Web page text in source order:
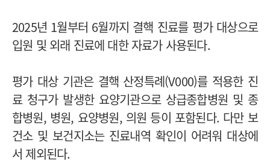
2025년 1월부터 6월까지 결핵 진료를 평가 대상으로
입원 및 외래 진료에 대한 자료가 사용된다.
평가 대상 기관은 결핵 산정특례(V000)를 적용한 진
료 청구가 발생한 요양기관으로 상급종합병원 및 종
합병원, 병원, 요양병원, 의원 등이 포함된다. 다만 보
건소 및 보건지소는 진료내역 확인이 어려워 대상에
서 제외된다.